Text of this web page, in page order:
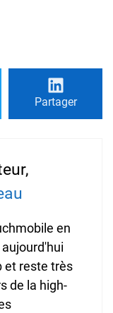
Partager
en
et reste très
de la high-